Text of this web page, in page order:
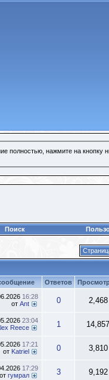
полностью, нажмите на кнопку
Поиск
Ответов
16:28
от Ant 0 2,468
23:04
Reece 1 14,857
17:21
от Katriel 0 3,810
17:29
от гумрал 3 9,192